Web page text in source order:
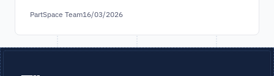
Dadurch entwickelt sich Cost Engineering von einer
Supply Chain.
PartSpace Team16/03/2026